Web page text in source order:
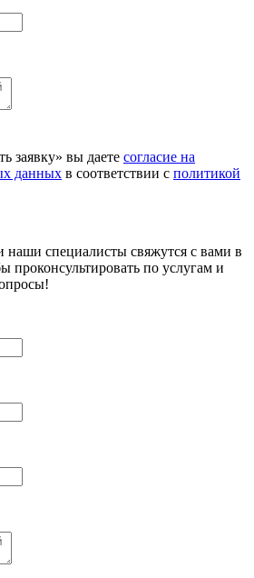
заявку» вы даете согласие на
данных в соответствии с политикой
наши специалисты свяжутся с вами в
проконсультировать по услугам и